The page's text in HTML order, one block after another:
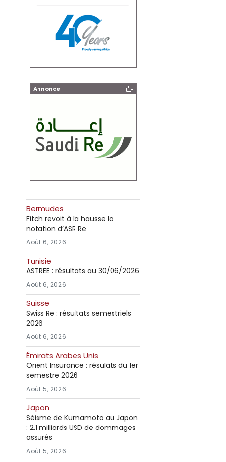
Annonce
Bermudes
Fitch revoit à la hausse la
notation d’ASR Re
Août 6, 2026
Tunisie
ASTREE : résultats au 30/06/2026
Août 6, 2026
Suisse
Swiss Re : résultats semestriels
2026
Août 6, 2026
Émirats Arabes Unis
Orient Insurance : résulats du 1er
semestre 2026
Août 5, 2026
Japon
Séisme de Kumamoto au Japon
: 2.1 milliards USD de dommages
assurés
Août 5, 2026